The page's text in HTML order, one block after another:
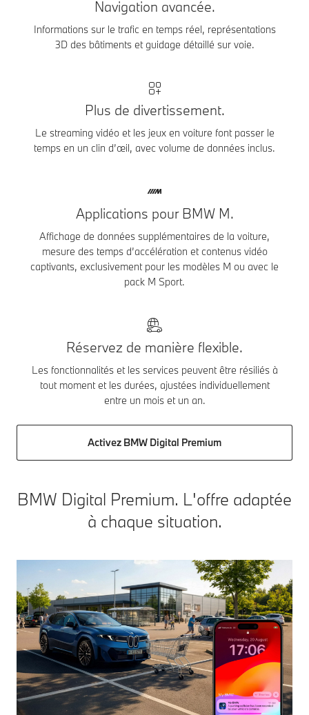
Navigation avancée.
Informations sur le trafic en temps réel, représentations
3D des bâtiments et guidage détaillé sur voie.
Plus de divertissement.
Le streaming vidéo et les jeux en voiture font passer le
temps en un clin d’œil, avec volume de données inclus.
Applications pour BMW M.
Affichage de données supplémentaires de la voiture,
mesure des temps d’accélération et contenus vidéo
captivants, exclusivement pour les modèles M ou avec le
pack M Sport.
Réservez de manière flexible.
Les fonctionnalités et les services peuvent être résiliés à
tout moment et les durées, ajustées individuellement
entre un mois et un an.
Activez BMW Digital Premium
BMW Digital Premium. L'offre adaptée
à chaque situation.